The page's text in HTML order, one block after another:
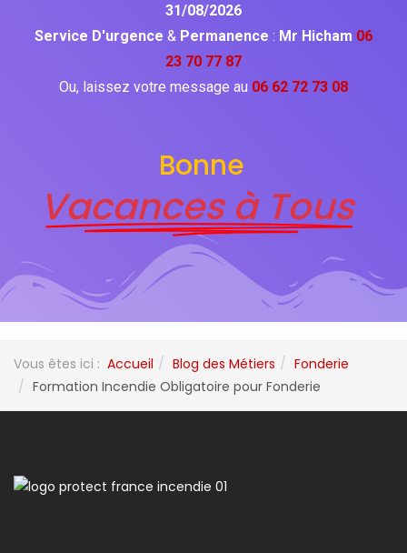
31/08/2026
Service D'urgence & Permanence : Mr Hicham 06
23 70 77 87
Ou, laissez votre message au 06 62 72 73 08
Bonne
Vacances à Tous
Vous êtes ici : Accueil Blog des Métiers
Fonderie
Formation Incendie Obligatoire pour Fonderie